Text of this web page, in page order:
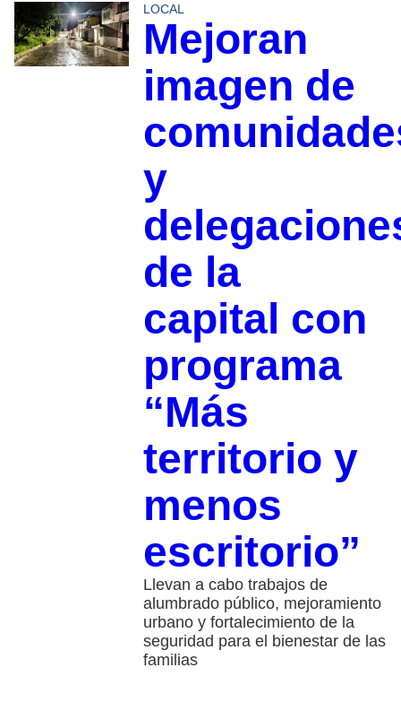
LOCAL
Mejoran
imagen de
y
de la
capital con
programa
“Más
territorio y
menos
escritorio”
Llevan a cabo trabajos de
alumbrado público, mejoramiento
urbano y fortalecimiento de la
seguridad para el bienestar de las
familias